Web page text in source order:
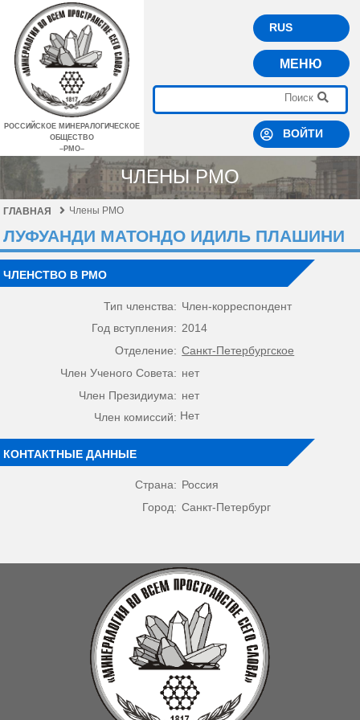
РОССИЙСКОЕ МИНЕРАЛОГИЧЕСКОЕ
ОБЩЕСТВО
–РМО–
RUS
МЕНЮ
ВОЙТИ
ЧЛЕНЫ РМО
ГЛАВНАЯ Члены РМО
ЛУФУАНДИ МАТОНДО ИДИЛЬ ПЛАШИНИ
ЧЛЕНСТВО В РМО
Тип членства: Член-корреспондент
Год вступления: 2014
Отделение: Санкт-Петербургское
Член Ученого Совета: нет
Член Президиума: нет
Член комиссий: Нет
КОНТАКТНЫЕ ДАННЫЕ
Страна: Россия
Город: Санкт-Петербург